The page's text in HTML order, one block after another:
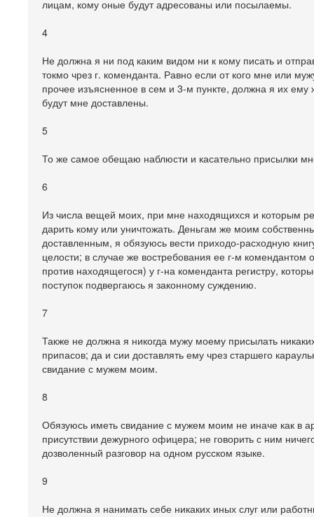
лицам, кому оные будут адресованы или посылаемы.
4
Не должна я ни под каким видом ни к кому писать и
токмо чрез г. коменданта. Равно если от кого мне или
прочее изъясненное в сем и 3-м пункте, должна я их
будут мне доставлены.
5
То же самое обещаю наблюсти и касательно присылки
6
Из числа вещей моих, при мне находящихся и которым
дарить кому или уничтожать. Деньгам же моим
доставленным, я обязуюсь вести приходо-расходную
целости; в случае же востребования ее г-м
против находящегося) у г-на коменданта регистру,
поступок подвергаюсь я законному суждению.
7
Также не должна я никогда мужу моему присылать
припасов; да и сии доставлять ему чрез старшего
свидание с мужем моим.
8
Обязуюсь иметь свидание с мужем моим не иначе как в
присутствии дежурного офицера; не говорить с ним
дозволенный разговор на одном русском языке.
9
Не должна я нанимать себе никаких иных слуг или